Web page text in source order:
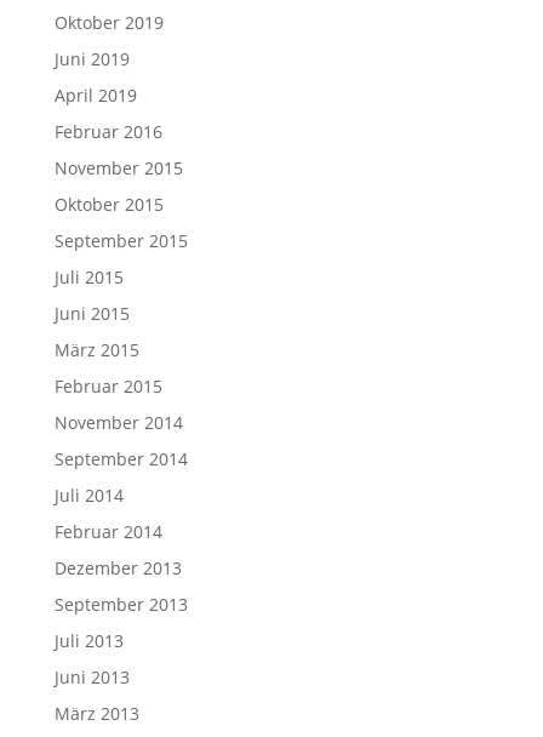
Oktober 2019
Juni 2019
April 2019
Februar 2016
November 2015
Oktober 2015
September 2015
Juli 2015
Juni 2015
März 2015
Februar 2015
November 2014
September 2014
Juli 2014
Februar 2014
Dezember 2013
September 2013
Juli 2013
Juni 2013
März 2013